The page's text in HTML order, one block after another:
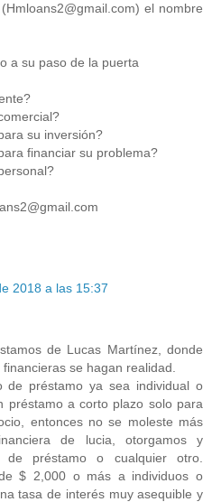
el nombre
a su paso de la puerta
su inversión?
financiar su problema?
2018 a las 15:37
de Lucas Martínez, donde
se hagan realidad.
préstamo ya sea individual o
préstamo a corto plazo solo para
entonces no se moleste más
de lucia, otorgamos y
de préstamo o cualquier otro.
$ 2,000 o más a individuos o
tasa de interés muy asequible y